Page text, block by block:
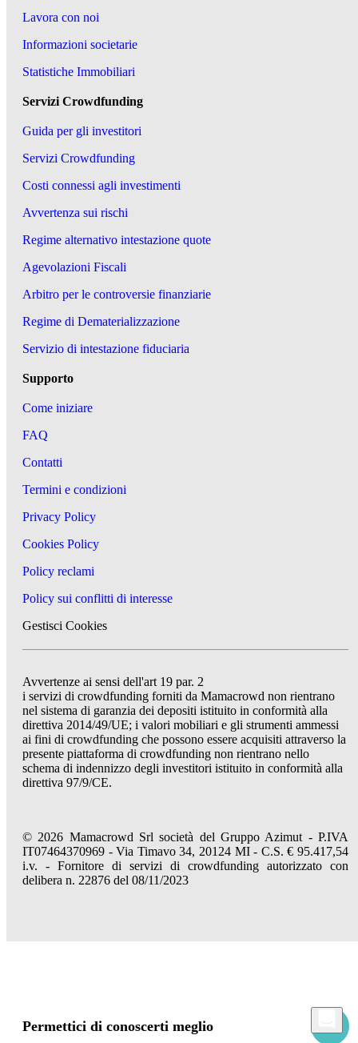
Lavora con noi
Informazioni societarie
Statistiche Immobiliari
Servizi Crowdfunding
Guida per gli investitori
Servizi Crowdfunding
Costi connessi agli investimenti
Avvertenza sui rischi
Regime alternativo intestazione quote
Agevolazioni Fiscali
Arbitro per le controversie finanziarie
Regime di Dematerializzazione
Servizio di intestazione fiduciaria
Supporto
Come iniziare
FAQ
Contatti
Termini e condizioni
Privacy Policy
Cookies Policy
Policy reclami
Policy sui conflitti di interesse
Gestisci Cookies
Avvertenze ai sensi dell'art 19 par. 2
i servizi di crowdfunding forniti da Mamacrowd non rientrano
nel sistema di garanzia dei depositi istituito in conformità alla
direttiva 2014/49/UE; i valori mobiliari e gli strumenti ammessi
ai fini di crowdfunding che possono essere acquisiti attraverso la
presente piattaforma di crowdfunding non rientrano nello
schema di indennizzo degli investitori istituito in conformità alla
direttiva 97/9/CE.
© 2026 Mamacrowd Srl società del Gruppo Azimut - P.IVA
IT07464370969 - Via Timavo 34, 20124 MI - C.S. € 95.417,54
i.v. - Fornitore di servizi di crowdfunding autorizzato con
delibera n. 22876 del 08/11/2023
Permettici di conoscerti meglio